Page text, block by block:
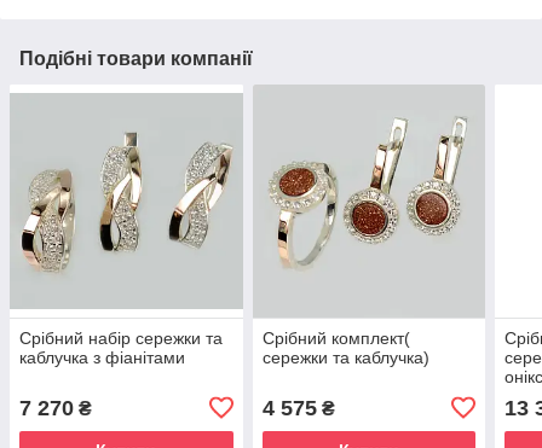
Подібні товари компанії
Срібний набір сережки та
каблучка з фіанітами
7 270 ₴
Срібний комплект(
сережки та каблучка)
4 575₴ 13